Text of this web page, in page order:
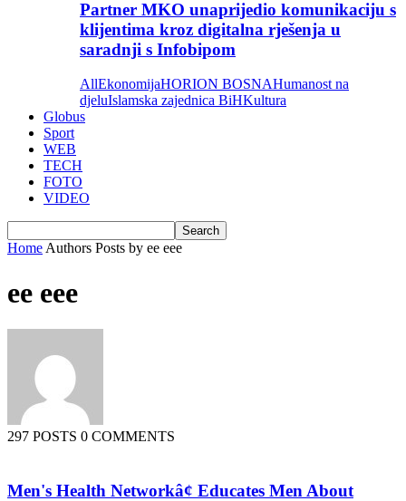
Partner MKO unaprijedio komunikaciju s
klijentima kroz digitalna rješenja u
saradnji s Infobipom
AllEkonomijaHORION BOSNAHumanost na
djeluIslamska zajednica BiHKultura
Globus
Sport
WEB
TECH
FOTO
VIDEO
Home Authors Posts by ee eee
ee eee
297 POSTS 0 COMMENTS
Men's Health Networkâ¢ Educates Men About